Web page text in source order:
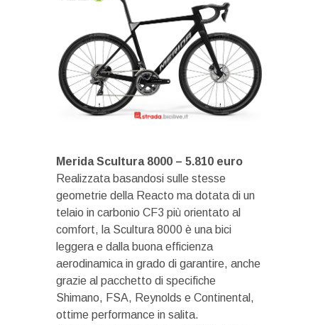
Merida Scultura 8000 – 5.810 euro
Realizzata basandosi sulle stesse
geometrie della Reacto ma dotata di un
telaio in carbonio CF3 più orientato al
comfort, la Scultura 8000 è una bici
leggera e dalla buona efficienza
aerodinamica in grado di garantire, anche
grazie al pacchetto di specifiche
Shimano, FSA, Reynolds e Continental,
ottime performance in salita.